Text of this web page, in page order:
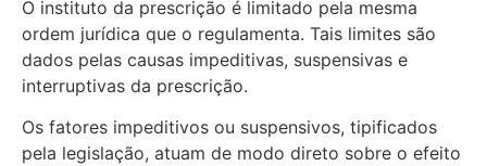
O instituto da prescrição é limitado pela mesma
ordem jurídica que o regulamenta. Tais limites são
dados pelas causas impeditivas, suspensivas e
interruptivas da prescrição.
Os fatores impeditivos ou suspensivos, tipificados
pela legislação, atuam de modo direto sobre o efeito